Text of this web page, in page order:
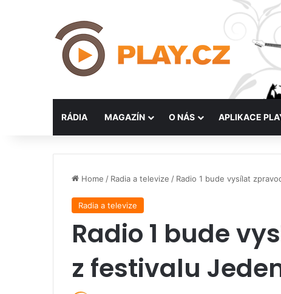
RÁDIA MAGAZÍN O NÁS APLIKACE
Home / Radia a televize / Radio 1 bude vysílat
Radia a televize
Radio 1 bude
z festivalu